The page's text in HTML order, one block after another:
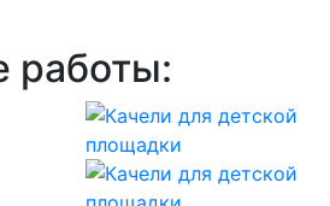
работы: